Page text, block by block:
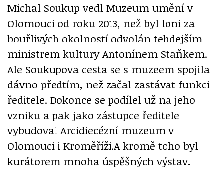
Michal Soukup vedl Muzeum umění v
Olomouci od roku 2013, než byl loni za
bouřlivých okolností odvolán tehdejším
ministrem kultury Antonínem Staňkem.
Ale Soukupova cesta se s muzeem spojila
dávno předtím, než začal zastávat funkci
ředitele. Dokonce se podílel už na jeho
vzniku a pak jako zástupce ředitele
vybudoval Arcidiecézní muzeum v
Olomouci i Kroměříži.A kromě toho byl
kurátorem mnoha úspěšných výstav.